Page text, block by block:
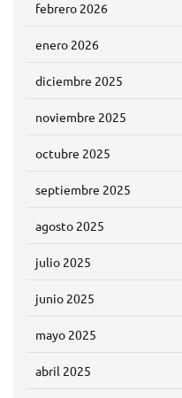
febrero 2026
enero 2026
diciembre 2025
noviembre 2025
octubre 2025
septiembre 2025
agosto 2025
julio 2025
junio 2025
mayo 2025
abril 2025